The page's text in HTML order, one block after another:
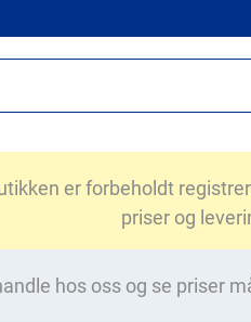
er forbeholdt
priser og
hos oss og se priser